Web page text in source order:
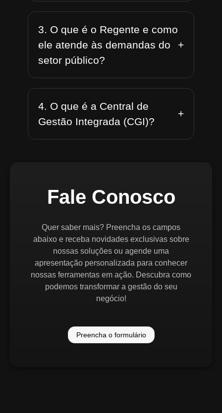
3. O que é o Regente e como
ele atende às demandas do
setor público?
+
4. O que é a Central de
Gestão Integrada (CGI)?
+
Fale Conosco
Quer saber mais? Preencha os campos
abaixo e receba novidades exclusivas sobre
nossas soluções ou agende uma
apresentação personalizada para conhecer
nossas ferramentas em ação. Descubra como
podemos transformar a gestão do seu
negócio!
Preencha o formulário